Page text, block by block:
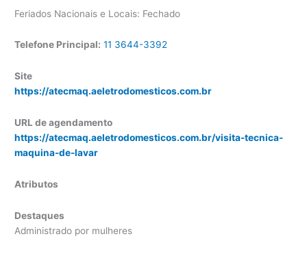
Feriados Nacionais e Locais: Fechado
Telefone Principal: 11 3644-3392
Site
https://atecmaq.aeletrodomesticos.com.br
URL de agendamento
https://atecmaq.aeletrodomesticos.com.br/visita-tecnica-
maquina-de-lavar
Atributos
Destaques
Administrado por mulheres